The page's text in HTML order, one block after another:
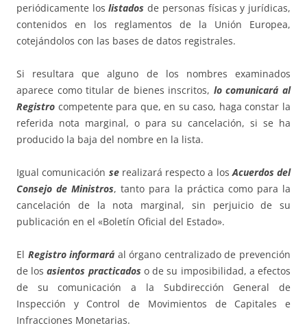
periódicamente loslistadosde personas físicas y jurídicas,
contenidos en los reglamentos de la Unión Europea,
cotejándolos con las bases de datos registrales.
Si resultara que alguno de los nombres examinados
aparece como titular de bienes inscritos, lo comunicará al
Registro competente para que, en su caso, haga constar la
referida nota marginal, o para su cancelación, si se ha
producido la baja del nombre en la lista.
Igual comunicación serealizará respecto a losAcuerdos del
Consejo de Ministros, tanto para la práctica como para la
cancelación de la nota marginal, sin perjuicio de su
publicación en el «Boletín Oficial del Estado».
El Registro informará al órgano centralizado de prevención
de losasientos practicados o de su imposibilidad, a efectos
de su comunicación a la Subdirección General de
Inspección y Control de Movimientos de Capitales e
Infracciones Monetarias.